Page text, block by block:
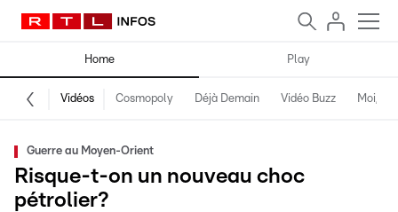
Home Play
Vidéos Cosmopoly Déjà Demain Vidéo Buzz Moi,
Guerre au Moyen-Orient
Risque-t-on un nouveau choc
pétrolier?